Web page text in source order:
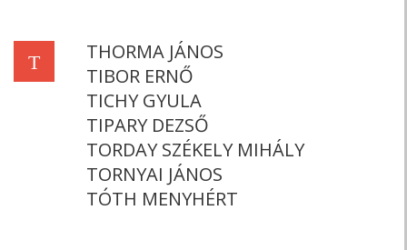
T
THORMA JÁNOS
TIBOR ERNŐ
TICHY GYULA
TIPARY DEZSŐ
TORDAY SZÉKELY MIHÁLY
TORNYAI JÁNOS
TÓTH MENYHÉRT